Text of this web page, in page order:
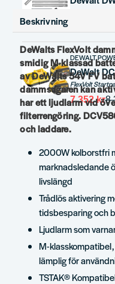
DEWALT
8
7 352 kr
Beskrivning
DeWalts FlexVolt
smidig M-klassad
av DeWalts 54V FV
dammsugaren kan
har ett ljudlarm vid
filterrengöring.
och laddare.
2000W kolborstfri
marknadsledande
livslängd
Trådlös aktivering
tidsbesparing och
Ljudlarm som
M-
lämplig för
TSTAK®